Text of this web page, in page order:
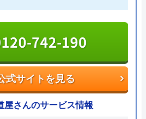
や施工後などにトラブルが起こっ
ッフから渡されている名刺の裏に
に電話すれば、各エリアの担当が
。見積もり無料で、キャンセル料
前に必ず修理内容と費用を提示
た上で修理を行います。
707-053
式サイトを見る
742-190
屋さんのサービス情報